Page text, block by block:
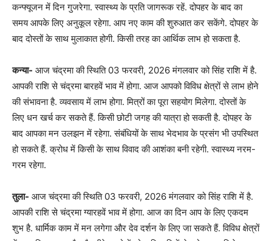
कन्फ्यूजन में दिन गुजरेगा. स्वास्थ्य के प्रति जागरूक रहें. दोपहर के बाद का
समय आपके लिए अनुकूल रहेगा. आप नए काम की शुरुआत कर सकेंगे. दोपहर के
बाद दोस्तों के साथ मुलाकात होगी. किसी तरह का आर्थिक लाभ हो सकता है.
कन्या- आज चंद्रमा की स्थिति 03 फरवरी, 2026 मंगलवार को सिंह राशि में है.
आपकी राशि से चंद्रमा बारहवें भाव में होगा. आज आपको विविध क्षेत्रों से लाभ होने
की संभावना है. व्यवसाय में लाभ होगा. मित्रों का पूरा सहयोग मिलेगा. दोस्तों के
लिए धन खर्च कर सकते हैं. किसी छोटी जगह की यात्रा हो सकती है. दोपहर के
बाद आपका मन उलझन में रहेगा. संबंधियों के साथ भेदभाव के प्रसंग भी उपस्थित
हो सकते हैं. क्रोध में किसी के साथ विवाद की आशंका बनी रहेगी. स्वास्थ्य नरम-
गरम रहेगा.
तुला- आज चंद्रमा की स्थिति 03 फरवरी, 2026 मंगलवार को सिंह राशि में है.
आपकी राशि से चंद्रमा ग्यारहवें भाव में होगा. आज का दिन आप के लिए एकदम
शुभ है. धार्मिक काम में मन लगेगा और देव दर्शन के लिए जा सकते हैं. विविध क्षेत्रों